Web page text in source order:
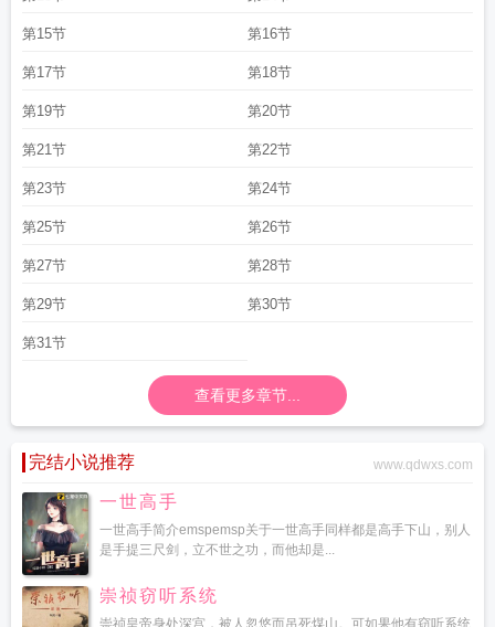
第15节 第16节
第17节 第18节
第19节 第20节
第21节 第22节
第23节 第24节
第25节 第26节
第27节 第28节
第29节 第30节
第31节
查看更多章节...
完结小说推荐 www.qdwxs.com
一世高手
一世高手简介emspemsp关于一世高手同样都是高手下山，别人
是手提三尺剑，立不世之功，而他却是...
崇祯窃听系统
崇祯皇帝身处深宫，被人忽悠而吊死煤山。可如果他有窃听系统